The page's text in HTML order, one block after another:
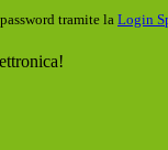
tramite la Login